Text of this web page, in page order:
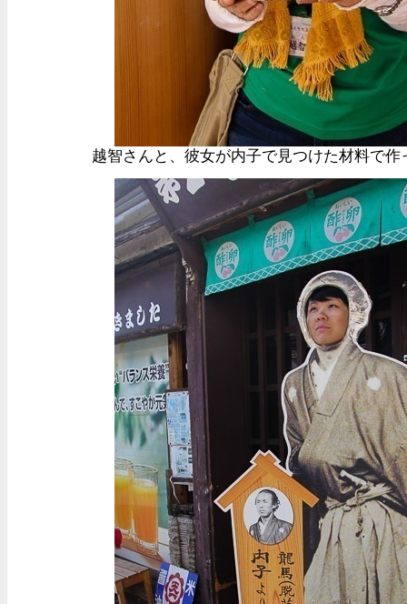
越智さんと、彼女が内子で見つけた材料で作